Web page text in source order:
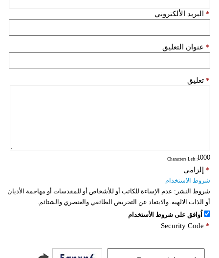
البريد الألكتروني *
عنوان التعليق *
تعليق *
: Characters Left
إلزامي *
شروط الاستخدام
شروط النشر: عدم الإساءة للكاتب أو للأشخاص أو للمقدسات أو مهاجمة الأديان
أو الذات الالهية. والابتعاد عن التحريض الطائفي والعنصري والشتائم.
اُوافق على شروط الأستخدام
Security Code *